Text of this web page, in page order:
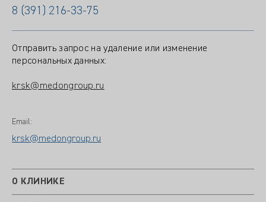
8 (391) 216-33-75
Отправить запрос на удаление или изменение
персональных данных:
krsk@medongroup.ru
Email:
krsk@medongroup.ru
О КЛИНИКЕ